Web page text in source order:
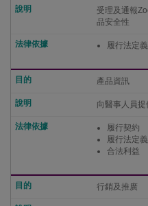
受理及通報
品安全性
履行法定
產品資訊
向醫事人員
履行契約
履行法定
合法利益
行銷及推廣